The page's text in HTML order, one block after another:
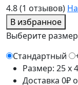
4.8(1 отзывов)
В избранное
Выберите размер
Стандартный
Размер: 25 x
Доставка 0₽